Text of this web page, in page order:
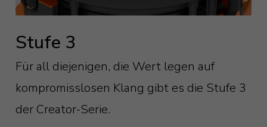
Stufe 3
Für all diejenigen, die Wert legen auf
kompromisslosen Klang gibt es die Stufe 3
der Creator-Serie.